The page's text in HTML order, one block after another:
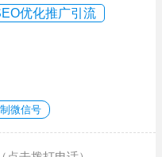
优化推广引流
微信号